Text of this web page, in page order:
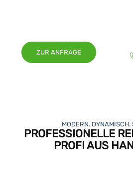
ZUR ANFRAGE
MODERN. DYNAMISCH.
PROFESSIONELLE
PROFI AUS